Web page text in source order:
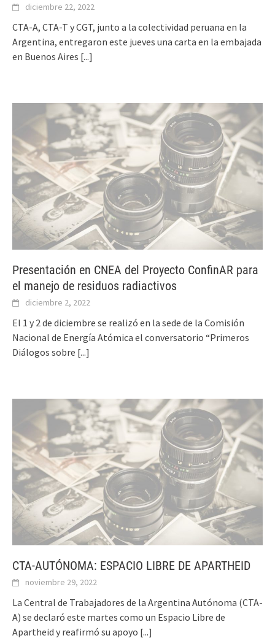
diciembre 22, 2022
CTA-A, CTA-T y CGT, junto a la colectividad peruana en la
Argentina, entregaron este jueves una carta en la embajada
en Buenos Aires [...]
Presentación en CNEA del Proyecto ConfinAR para
el manejo de residuos radiactivos
diciembre 2, 2022
El 1 y 2 de diciembre se realizó en la sede de la Comisión
Nacional de Energía Atómica el conversatorio “Primeros
Diálogos sobre [...]
CTA-AUTÓNOMA: ESPACIO LIBRE DE APARTHEID
noviembre 29, 2022
La Central de Trabajadores de la Argentina Autónoma (CTA-
A) se declaró este martes como un Espacio Libre de
Apartheid y reafirmó su apoyo [...]